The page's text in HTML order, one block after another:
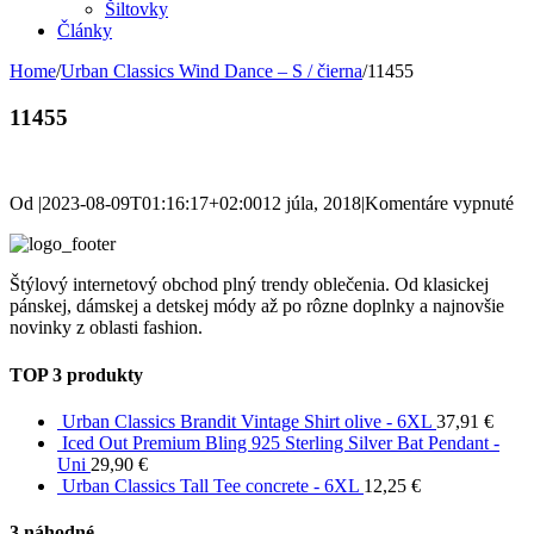
Šiltovky
Články
Home/Urban Classics Wind Dance – S / čierna/11455
11455
Od |2023-08-09T01:16:17+02:0012 júla, 2018|Komentáre vypnuténa
Štýlový internetový obchod plný trendy oblečenia. Od klasickej
pánskej, dámskej a detskej módy až po rôzne doplnky a najnovšie
novinky z oblasti fashion.
TOP 3 produkty
Urban Classics Brandit Vintage Shirt olive - 6XL 37,91 €
Iced Out Premium Bling 925 Sterling Silver Bat Pendant -
Uni 29,90 €
Urban Classics Tall Tee concrete - 6XL 12,25 €